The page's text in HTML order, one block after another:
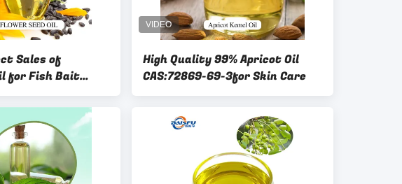
Sales of
for Fish Bait
Baking
High Quality 99% Apricot Oil
CAS:72869-69-3for Skin Care